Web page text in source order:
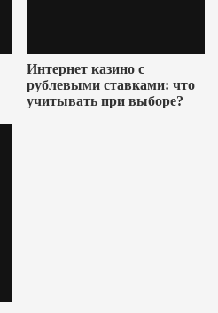
Интернет казино с
рублевыми ставками: что
учитывать при выборе?